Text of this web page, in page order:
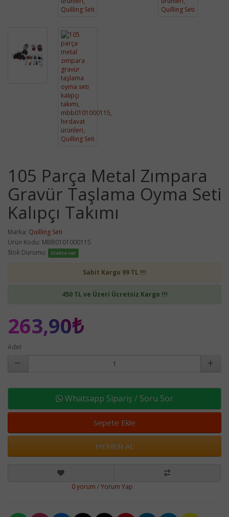
105 Parça Metal Zımpara
Gravür Taşlama Oyma Seti
Kalıpçı Takımı
Marka: Quilling Seti
Ürün Kodu: MBB0101000115
Stok Durumu:
Stokta var
Sabit Kargo 99 TL !!!
450 TL ve Üzeri Ücretsiz Kargo !!!
263,90₺
Adet
Whatsapp Sipariş / Soru Sor
Sepete Ekle
HEMEN AL
0 yorum /Yorum Yap